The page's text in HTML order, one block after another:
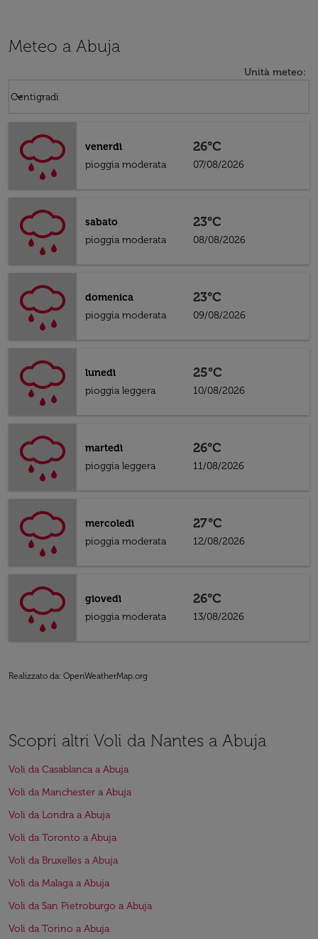
Meteo a Abuja
Unità meteo:
Centigradi
keyboard_arrow_down
venerdì
pioggia moderata
26°C
07/08/2026
sabato
pioggia moderata
23°C
08/08/2026
domenica
pioggia moderata
23°C
09/08/2026
lunedì
pioggia leggera
25°C
10/08/2026
martedì
pioggia leggera
26°C
11/08/2026
mercoledì
pioggia moderata
27°C
12/08/2026
giovedì
pioggia moderata
26°C
13/08/2026
Realizzato da: OpenWeatherMap.org
Scopri altri Voli da Nantes a Abuja
Voli da Casablanca a Abuja
Voli da Manchester a Abuja
Voli da Londra a Abuja
Voli da Toronto a Abuja
Voli da Bruxelles a Abuja
Voli da Malaga a Abuja
Voli da San Pietroburgo a Abuja
Voli da Torino a Abuja